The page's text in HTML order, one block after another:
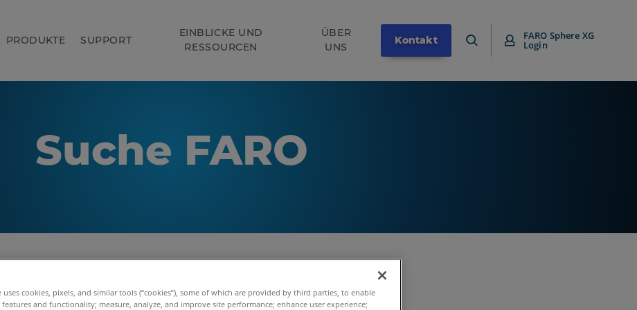
PRODUKTE SUPPORT
EINBLICKE UND
RESSOURCEN
ÜBER
UNS
Kontakt FARO Sphere XG
Login
Suche FARO
uses cookies, pixels, and similar tools (“cookies”), some of which are provided by third parties, to enable
and functionality; measure, analyze, and improve site performance; enhance user experience;